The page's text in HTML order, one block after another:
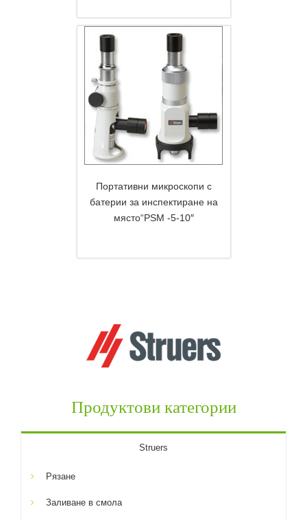
Портативни микроскопи с
батерии за инспектиране на
място“PSM -5-10″
Продуктови категории
Struers
Рязане
Заливане в смола